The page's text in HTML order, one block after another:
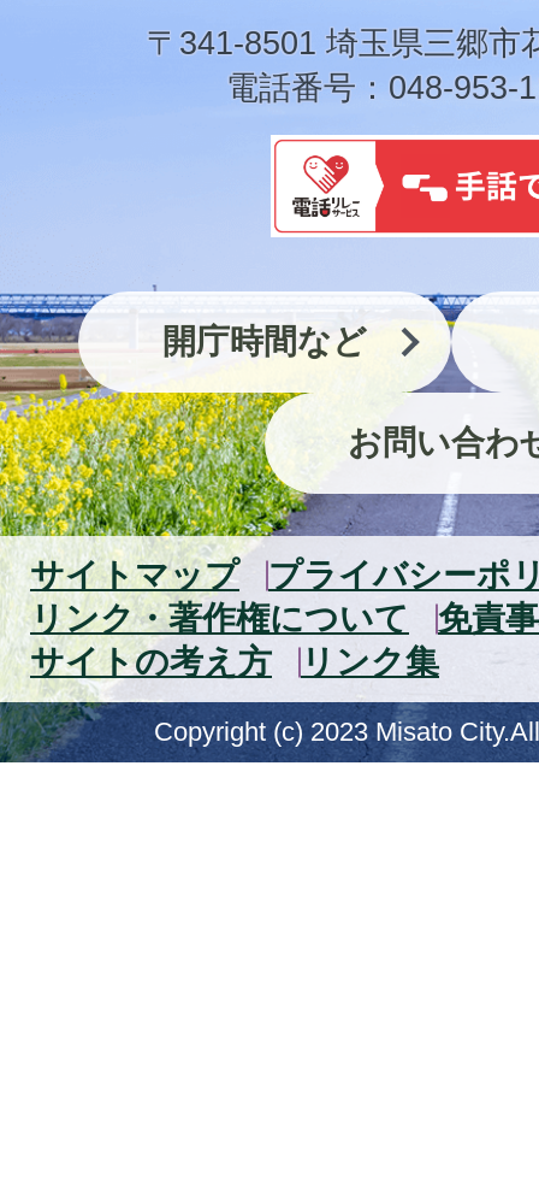
市
〒341-8501 埼玉県三郷市
電話番号：048-953-
開庁時間など
お問い合わ
サイトマップ
プライバシーポ
リンク・著作権について
免責
サイトの考え方
リンク集
Copyright (c) 2023 Misato